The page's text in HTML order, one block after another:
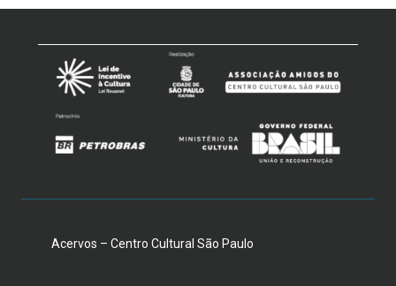
Acervos – Centro Cultural São Paulo